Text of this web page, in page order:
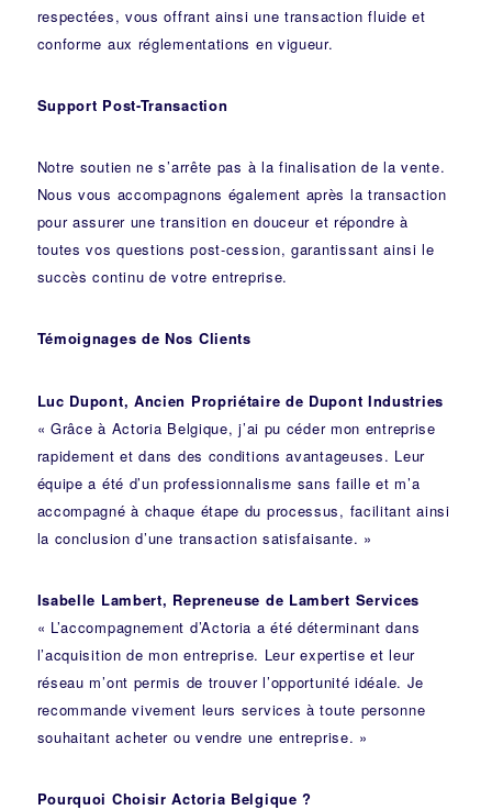
respectées, vous offrant ainsi une transaction fluide et
conforme aux réglementations en vigueur.
Support Post-Transaction
Notre soutien ne s’arrête pas à la finalisation de la vente.
Nous vous accompagnons également après la transaction
pour assurer une transition en douceur et répondre à
toutes vos questions post-cession, garantissant ainsi le
succès continu de votre entreprise.
Témoignages de Nos Clients
Luc Dupont, Ancien Propriétaire de Dupont Industries
« Grâce à Actoria Belgique, j’ai pu céder mon entreprise
rapidement et dans des conditions avantageuses. Leur
équipe a été d’un professionnalisme sans faille et m’a
accompagné à chaque étape du processus, facilitant ainsi
la conclusion d’une transaction satisfaisante. »
Isabelle Lambert, Repreneuse de Lambert Services
« L’accompagnement d’Actoria a été déterminant dans
l’acquisition de mon entreprise. Leur expertise et leur
réseau m’ont permis de trouver l’opportunité idéale. Je
recommande vivement leurs services à toute personne
souhaitant acheter ou vendre une entreprise. »
Pourquoi Choisir Actoria Belgique ?